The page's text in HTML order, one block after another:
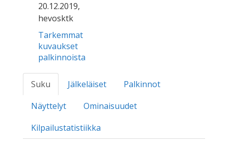
20.12.2019,
hevosktk
Tarkemmat
kuvaukset
palkinnoista
Suku Jälkeläiset
Palkinnot
Näyttelyt
Ominaisuudet
Kilpailustatistiikka